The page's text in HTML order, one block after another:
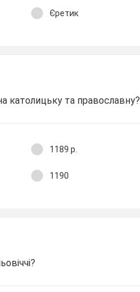
Єретик
католицьку та православну?
1189 р.
1190